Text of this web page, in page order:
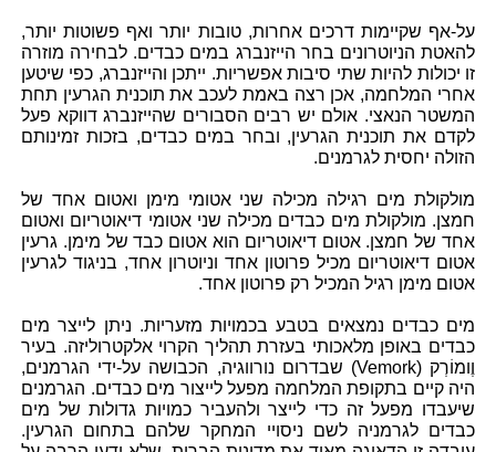
על-אף שקיימות דרכים אחרות, טובות יותר ואף פשוטות יותר,
להאטת הניוטרונים בחר הייזנברג במים כבדים. לבחירה מוזרה
זו יכולות להיות שתי סיבות אפשריות. ייתכן והייזנברג, כפי שיטען
אחרי המלחמה, אכן רצה באמת לעכב את תוכנית הגרעין תחת
המשטר הנאצי. אולם יש רבים הסבורים שהייזנברג דווקא פעל
לקדם את תוכנית הגרעין, ובחר במים כבדים, בזכות זמינותם
הזולה יחסית לגרמנים.
מולקולת מים רגילה מכילה שני אטומי מימן ואטום אחד של
חמצן. מולקולת מים כבדים מכילה שני אטומי דיאוטריום ואטום
אחד של חמצן. אטום דיאוטריום הוא אטום כבד של מימן. גרעין
אטום דיאוטריום מכיל פרוטון אחד וניוטרון אחד, בניגוד לגרעין
אטום מימן רגיל המכיל רק פרוטון אחד.
מים כבדים נמצאים בטבע בכמויות מזעריות. ניתן לייצר מים
כבדים באופן מלאכותי בעזרת תהליך הקרוי אלקטרוליזה. בעיר
וֶומוֹרְק (Vemork) שבדרום נורווגיה, הכבושה על-ידי הגרמנים,
היה קיים בתקופת המלחמה מפעל לייצור מים כבדים. הגרמנים
שיעבדו מפעל זה כדי לייצר ולהעביר כמויות גדולות של מים
כבדים לגרמניה לשם ניסויי המחקר שלהם בתחום הגרעין.